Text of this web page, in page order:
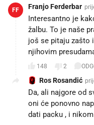
FF Franjo Ferderbar
Interesantno je
žalbu. To je naše
još se pitaju zašto
njihovim
148 2
Ros Rosandić
Da, ali najgore od
oni će ponovno
dati packu , i